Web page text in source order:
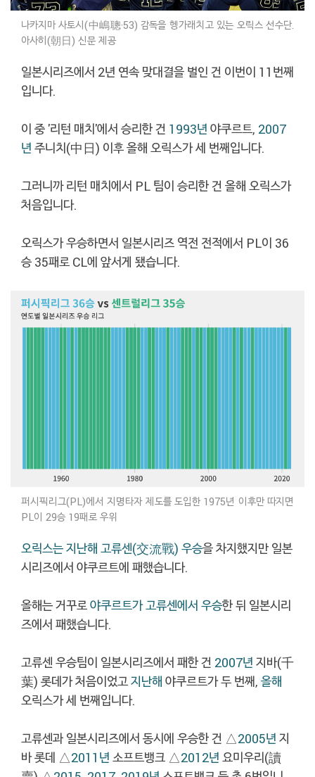
나카지마 사토시(中嶋聰·53) 감독을 헹가래치고 있는 오릭스 선수단.
아사히(朝日) 신문 제공
일본시리즈에서 2년 연속 맞대결을 벌인 건 이번이 11번째
입니다.
이 중 '리턴 매치'에서 승리한 건 1993년 야쿠르트, 2007
년 주니치(中日) 이후 올해 오릭스가 세 번째입니다.
그러니까 리턴 매치에서 PL 팀이 승리한 건 올해 오릭스가
처음입니다.
오릭스가 우승하면서 일본시리즈 역전 전적에서 PL이 36
승 35패로 CL에 앞서게 됐습니다.
퍼시픽리그(PL)에서 지명타자 제도를 도입한 1975년 이후만 따지면
PL이 29승 19패로 우위
오릭스는 지난해 고류센(交流戰) 우승을 차지했지만 일본
시리즈에서 야쿠르트에 패했습니다.
올해는 거꾸로야쿠르트가 고류센에서 우승한 뒤 일본시리
즈에서 패했습니다.
고류센 우승팀이 일본시리즈에서 패한 건 2007년 지바(千
葉) 롯데가 처음이었고지난해 야쿠르트가 두 번째, 올해
오릭스가 세 번째입니다.
고류센과 일본시리즈에서 동시에 우승한 건 △2005년 지
바 롯데 △2011년 소프트뱅크 △2012년 요미우리(讀